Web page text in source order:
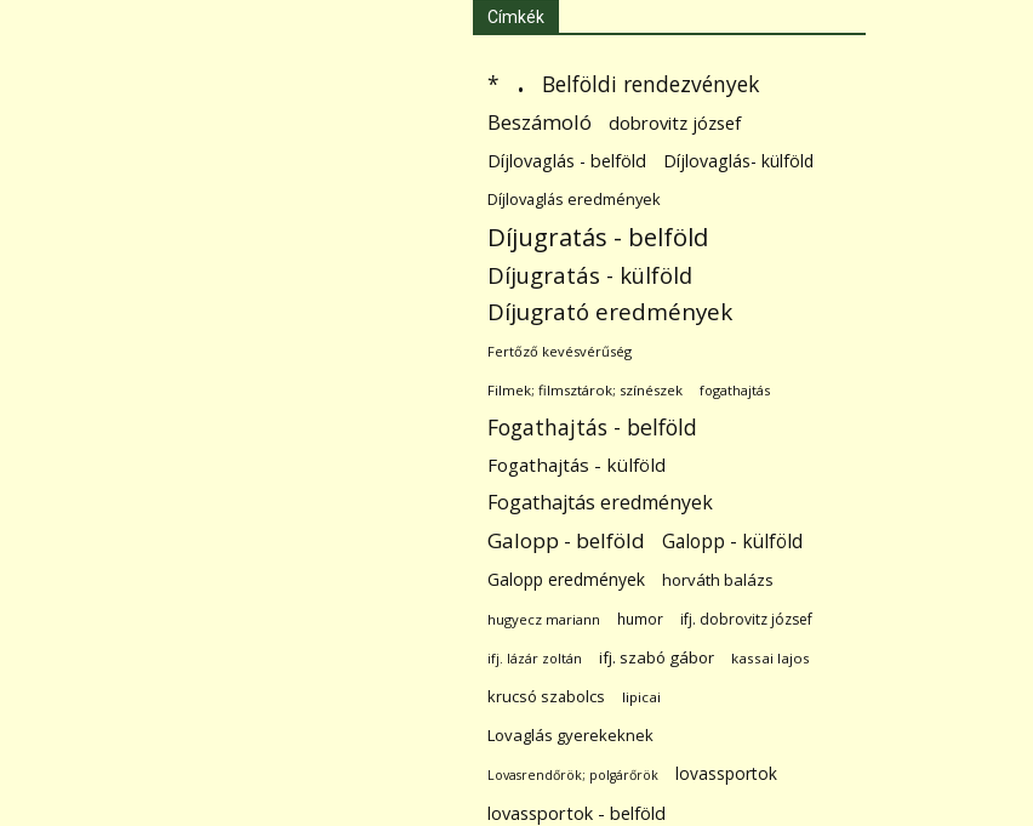
Címkék
* . Belföldi rendezvények
Beszámoló dobrovitz józsef
Díjlovaglás - belföld Díjlovaglás- külföld
Díjlovaglás eredmények
Díjugratás - belföld
Díjugratás - külföld
Díjugrató eredmények
Fertőző kevésvérűség
Filmek; filmsztárok; színészek fogathajtás
Fogathajtás - belföld
Fogathajtás - külföld
Fogathajtás eredmények
Galopp - belföld Galopp - külföld
Galopp eredmények horváth balázs
hugyecz mariann humor ifj. dobrovitz józsef
ifj. lázár zoltán ifj. szabó gábor kassai lajos
krucsó szabolcs lipicai
Lovaglás gyerekeknek
Lovasrendőrök; polgárőrök
lovassportok
lovassportok - belföld